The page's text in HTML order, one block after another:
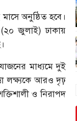
অনুষ্ঠিত হবে।
(২০ জুলাই) ঢাকায়
মাধ্যমে দুই
লক্ষ্যকে আরও দৃঢ়
ও নিরাপদ